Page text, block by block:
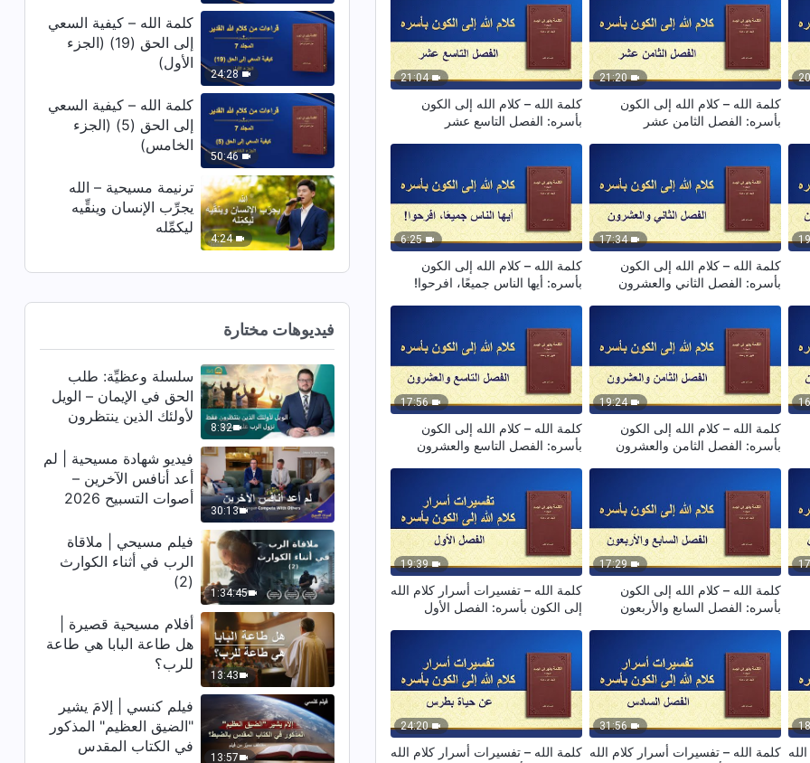
21:20
كلمة الله – كلام الله إلى الكون
بأسره: الفصل الثامن عشر
21:04
كلمة الله – كلام الله إلى الكون
بأسره: الفصل التاسع عشر
17:34
كلمة الله – كلام الله إلى الكون
بأسره: الفصل الثاني والعشرون
6:25
كلمة الله – كلام الله إلى الكون
بأسره: أيها الناس جميعًا، افرحوا!
19:24
كلمة الله – كلام الله إلى الكون
بأسره: الفصل الثامن والعشرون
17:56
كلمة الله – كلام الله إلى الكون
بأسره: الفصل التاسع والعشرون
17:29
كلمة الله – كلام الله إلى الكون
بأسره: الفصل السابع والأربعون
19:39
كلمة الله – تفسيرات أسرار كلام الله
إلى الكون بأسره: الفصل الأول
31:56
كلمة الله – تفسيرات أسرار كلام الله
24:20
كلمة الله – تفسيرات أسرار كلام الله
24:28
كلمة الله – كيفية السعي
إلى الحق (19) (الجزء
الأول)
50:46
كلمة الله – كيفية السعي
إلى الحق (5) (الجزء
الخامس)
4:24
ترنيمة مسيحية – الله
يجرِّب الإنسان وينقِّيه
ليكمِّله
فيديوهات مختارة
8:32
سلسلة وعظيِّة: طلب
الحق في الإيمان – الويل
لأولئك الذين ينتظرون
سحابة
30:13
فيديو شهادة مسيحية | لم
أعد أنافس الآخرين –
أصوات التسبيح 2026
1:34:45
فيلم مسيحي | ملاقاة
الرب في أثناء الكوارث
(2)
13:43
أفلام مسيحية قصيرة |
هل طاعة البابا هي طاعة
للرب؟
13:57
فيلم كنسي | إلامَ يشير
"الضيق العظيم" المذكور
في الكتاب المقدس